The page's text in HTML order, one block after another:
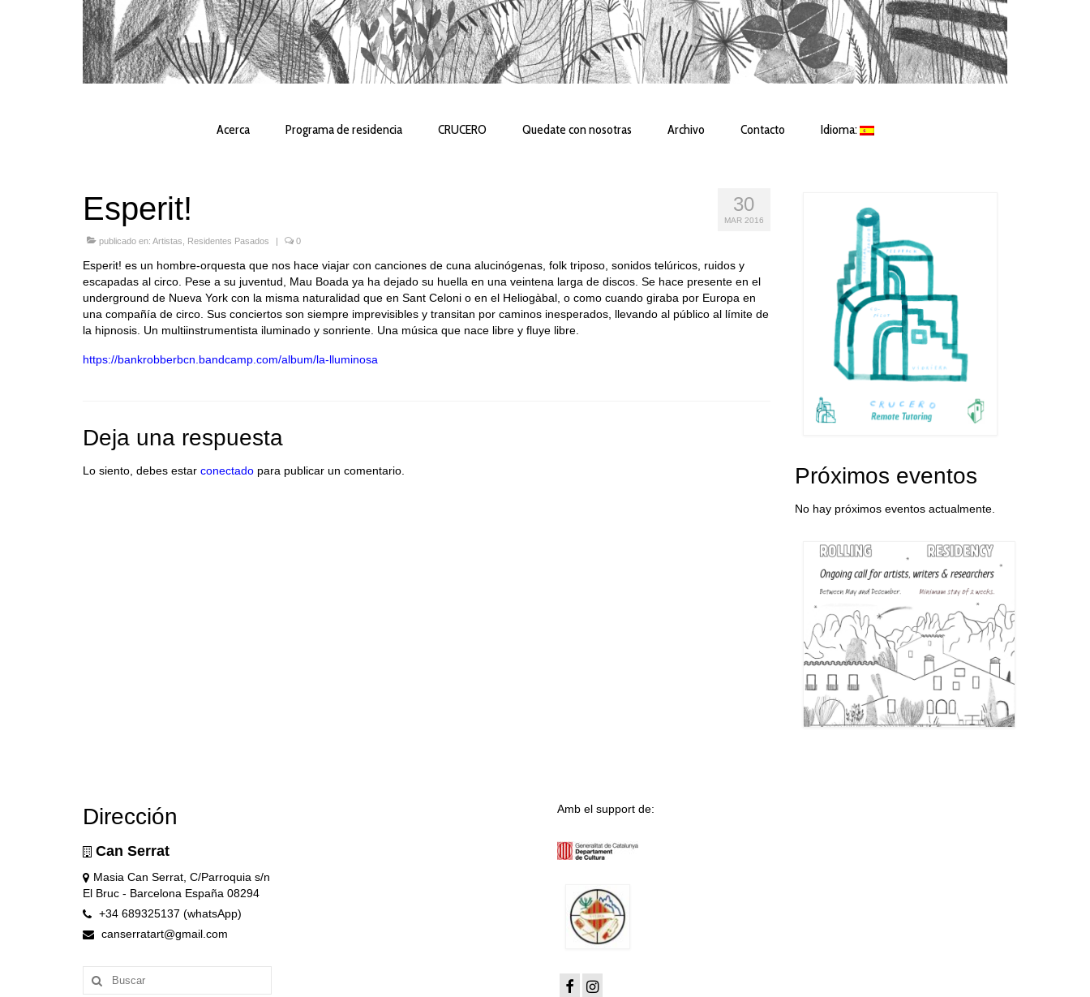
Acerca Programa de residencia CRUCERO Quedate con nosotras Archivo Contacto Idioma:
30
MAR 2016
Esperit!
publicado en: Artistas Residentes Pasados 0
Esperit! es un hombre-orquesta que nos hace viajar con canciones de cuna alucinógenas, folk triposo, sonidos telúricos, ruidos y
escapadas al circo. Pese a su juventud, Mau Boada ya ha dejado su huella en una veintena larga de discos. Se hace presente en el
underground de Nueva York con la misma naturalidad que en Sant Celoni o en el Heliogàbal, o como cuando giraba por Europa en
una compañía de circo. Sus conciertos son siempre imprevisibles y transitan por caminos inesperados, llevando al público al límite de
la hipnosis. Un multiinstrumentista iluminado y sonriente. Una música que nace libre y fluye libre.
https://bankrobberbcn.bandcamp.com/album/la-lluminosa
Deja una respuesta
Lo siento, debes estar conectado para publicar un comentario. Próximos eventos
No hay próximos eventos actualmente.
Dirección
Can Serrat
Masia Can Serrat, C/Parroquia s/n
El Bruc - Barcelona España 08294
+34 689325137 (whatsApp)
canserratart@gmail.com
Buscar
por:
Amb el support de: